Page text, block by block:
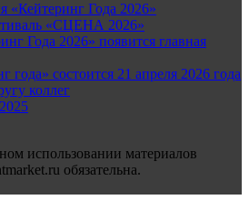
«Кейтеринг Года 2026»
«СЦЕНА 2026»
Года 2026» появится главная
года» состоится 21 апреля 2026 года
коллег
использовании материалов
обязательна.